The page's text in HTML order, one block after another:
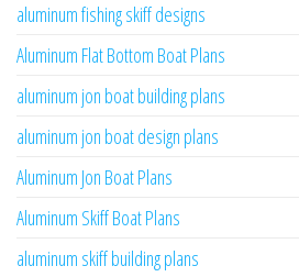
aluminum fishing skiff designs
Aluminum Flat Bottom Boat Plans
aluminum jon boat building plans
aluminum jon boat design plans
Aluminum Jon Boat Plans
Aluminum Skiff Boat Plans
aluminum skiff building plans